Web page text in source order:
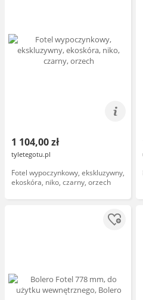
1 104,00 zł
tyletegotu.pl
Fotel wypoczynkowy, ekskluzywny,
ekoskóra, niko, czarny, orzech